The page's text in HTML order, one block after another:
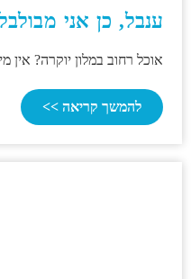
ענבל, כן אני
אוכל רחוב במלון יוקרה? אין
להמשך קריאה >>